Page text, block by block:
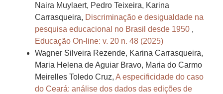
Naira Muylaert, Pedro Teixeira, Karina
Carrasqueira, Discriminação e desigualdade na
pesquisa educacional no Brasil desde 1950 ,
Educação On-line: v. 20 n. 48 (2025)
Wagner Silveira Rezende, Karina Carrasqueira,
Maria Helena de Aguiar Bravo, Maria do Carmo
Meirelles Toledo Cruz, A especificidade do caso
do Ceará: análise dos dados das edições de